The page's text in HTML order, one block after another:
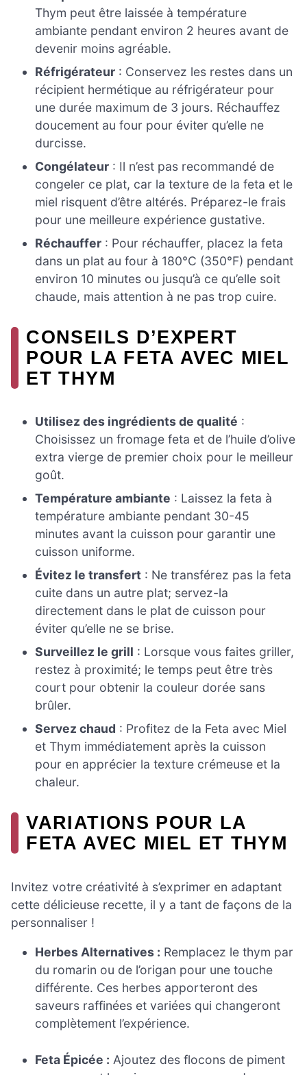
Thym peut être laissée à température
ambiante pendant environ 2 heures avant de
devenir moins agréable.
Réfrigérateur : Conservez les restes dans un
récipient hermétique au réfrigérateur pour
une durée maximum de 3 jours. Réchauffez
doucement au four pour éviter qu’elle ne
durcisse.
Congélateur : Il n’est pas recommandé de
congeler ce plat, car la texture de la feta et le
miel risquent d’être altérés. Préparez-le frais
pour une meilleure expérience gustative.
Réchauffer : Pour réchauffer, placez la feta
dans un plat au four à 180°C (350°F) pendant
environ 10 minutes ou jusqu’à ce qu’elle soit
chaude, mais attention à ne pas trop cuire.
CONSEILS D’EXPERT
POUR LA FETA AVEC MIEL
ET THYM
Utilisez des ingrédients de qualité :
Choisissez un fromage feta et de l’huile d’olive
extra vierge de premier choix pour le meilleur
goût.
Température ambiante : Laissez la feta à
température ambiante pendant 30-45
minutes avant la cuisson pour garantir une
cuisson uniforme.
Évitez le transfert : Ne transférez pas la feta
cuite dans un autre plat; servez-la
directement dans le plat de cuisson pour
éviter qu’elle ne se brise.
Surveillez le grill : Lorsque vous faites griller,
restez à proximité; le temps peut être très
court pour obtenir la couleur dorée sans
brûler.
Servez chaud : Profitez de la Feta avec Miel
et Thym immédiatement après la cuisson
pour en apprécier la texture crémeuse et la
chaleur.
VARIATIONS POUR LA
FETA AVEC MIEL ET THYM
Invitez votre créativité à s’exprimer en adaptant
cette délicieuse recette, il y a tant de façons de la
personnaliser !
Herbes Alternatives : Remplacez le thym par
du romarin ou de l’origan pour une touche
différente. Ces herbes apporteront des
saveurs raffinées et variées qui changeront
complètement l’expérience.
Feta Épicée : Ajoutez des flocons de piment